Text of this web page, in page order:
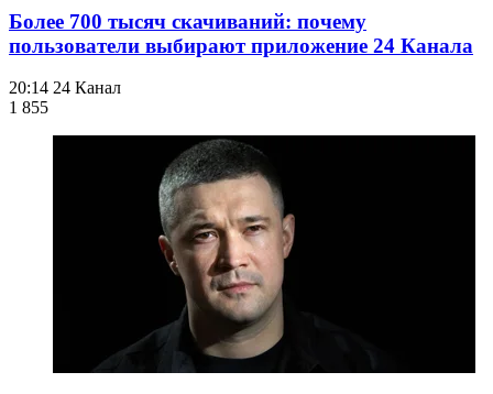
Более 700 тысяч скачиваний: почему
пользователи выбирают приложение 24 Канала
20:14 24 Канал
1 855